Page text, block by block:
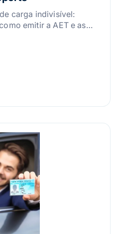
carga indivisível:
emitir a AET e as